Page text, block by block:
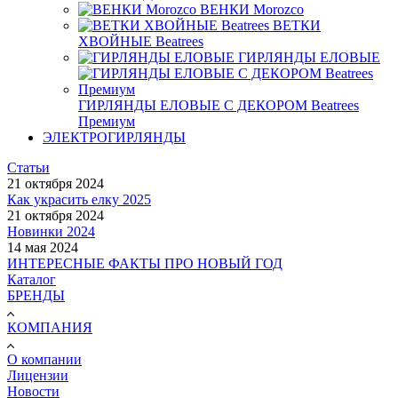
ВЕНКИ Morozco
ВЕТКИ
ХВОЙНЫЕ Beatrees
ГИРЛЯНДЫ ЕЛОВЫЕ
ГИРЛЯНДЫ ЕЛОВЫЕ С ДЕКОРОМ Beatrees
Премиум
ЭЛЕКТРОГИРЛЯНДЫ
Статьи
21 октября 2024
Как украсить елку 2025
21 октября 2024
Новинки 2024
14 мая 2024
ИНТЕРЕСНЫЕ ФАКТЫ ПРО НОВЫЙ ГОД
Каталог
БРЕНДЫ
КОМПАНИЯ
О компании
Лицензии
Новости